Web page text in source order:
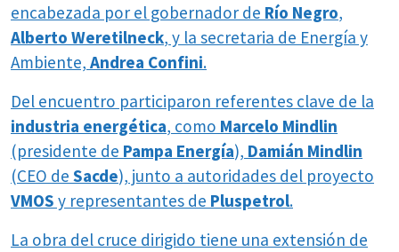
encabezada por el gobernador de Río Negro,
Alberto Weretilneck, y la secretaria de Energía y
Ambiente, Andrea Confini.
Del encuentro participaron referentes clave de la
industria energética, como Marcelo Mindlin
(presidente de Pampa Energía), Damián Mindlin
(CEO de Sacde), junto a autoridades del proyecto
VMOS y representantes de Pluspetrol.
La obra del cruce dirigido tiene una extensión de